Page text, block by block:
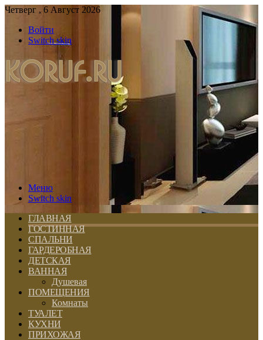
Четверг , 6 Август 2026
Войти
Switch skin
Меню
Switch skin
ГЛАВНАЯ
ГОСТИННАЯ
СПАЛЬНИ
ГАРДЕРОБНАЯ
ДЕТСКАЯ
ВАННАЯ
Душевая
ПОМЕЩЕНИЯ
Комнаты
ТУАЛЕТ
КУХНИ
ПРИХОЖАЯ